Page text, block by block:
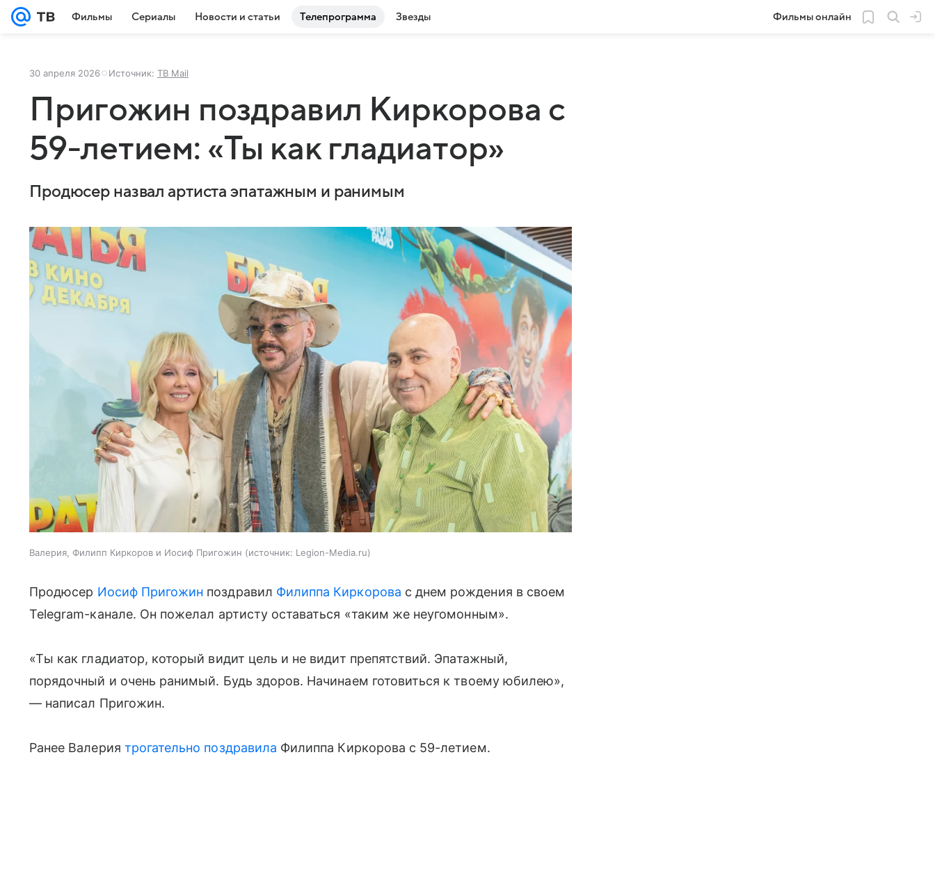
Фильмы Сериалы Новости и статьи Телепрограмма Звезды Фильмы онлайн
30 апреля 2026 Источник: ТВ Mail
Пригожин поздравил Киркорова с
59-летием: «Ты как гладиатор»
Продюсер назвал артиста эпатажным и ранимым
Валерия, Филипп Киркоров и Иосиф Пригожин источник: Legion-Media.ru
Продюсер Иосиф Пригожин поздравил Филиппа Киркорова с днем рождения в своем
Telegram-канале. Он пожелал артисту оставаться «таким же неугомонным».
«Ты как гладиатор, который видит цель и не видит препятствий. Эпатажный,
порядочный и очень ранимый. Будь здоров. Начинаем готовиться к твоему юбилею»,
— написал Пригожин.
Ранее Валерия трогательно поздравила Филиппа Киркорова с 59-летием.